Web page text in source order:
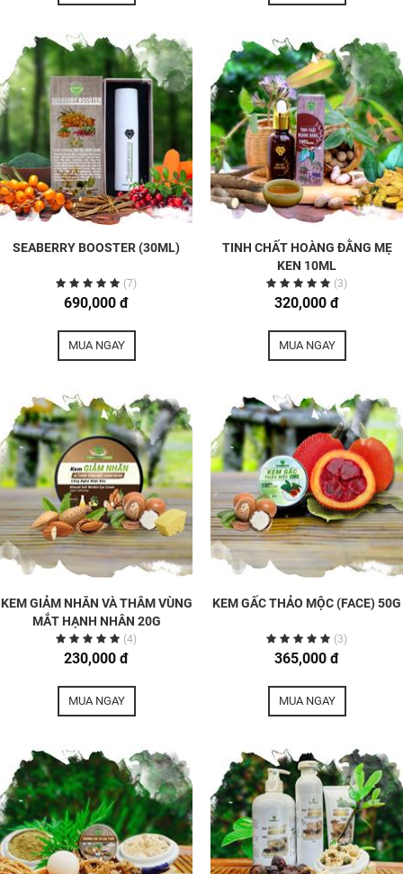
SEABERRY BOOSTER (30ML)
(7)
690,000 đ
MUA NGAY
TINH CHẤT HOÀNG ĐẰNG MẸ
KEN 10ML
(3)
320,000 đ
MUA NGAY
KEM GIẢM NHĂN VÀ THÂM VÙNG
MẮT HẠNH NHÂN 20G
(4)
230,000 đ
MUA NGAY
KEM GẤC THẢO MỘC (FACE) 50G
(3)
365,000 đ
MUA NGAY